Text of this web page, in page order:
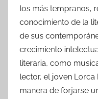
los más tempranos,
conocimiento de la
de sus
crecimiento
literaria, como
lector, el joven
manera de forjarse